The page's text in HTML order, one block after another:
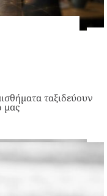
ταξιδεύουν
μας